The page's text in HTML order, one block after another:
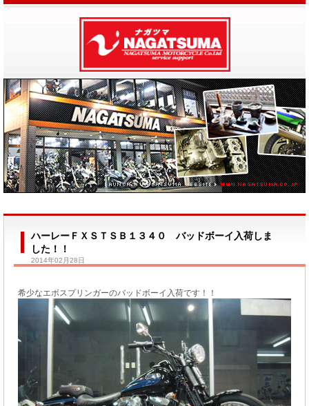
ハーレーＦＸＳＴＳＢ１３４０ バッドボーイ入荷しま
した！！
2014年02月28日
希少なエボスプリンガーのバッドボーイ入荷です！！